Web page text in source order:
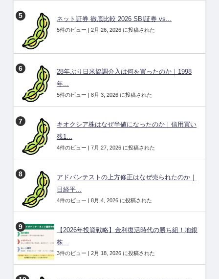
ネット証券 徹底比較 2026 SBI証券 vs...
5件のビュー | 2月 26, 2026 に投稿された
28年ぶり日米協調介入は何を買ったのか｜1998
年...
5件のビュー | 8月 3, 2026 に投稿された
キオクシア株はなぜ半値になったのか｜信用買い
残1...
4件のビュー | 7月 27, 2026 に投稿された
アドバンテストの上方修正はなぜ売られたのか｜
日経平...
4件のビュー | 8月 4, 2026 に投稿された
【2026年投資戦略】金利復活時代の勝ち組！地銀
株...
3件のビュー | 2月 18, 2026 に投稿された